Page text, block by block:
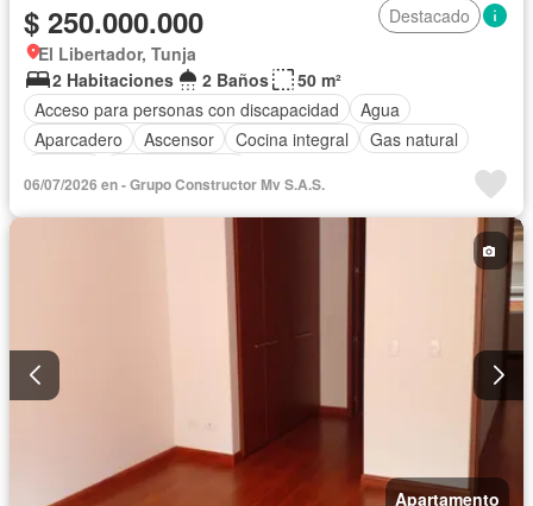
$ 250.000.000
Destacado
El Libertador, Tunja
2 Habitaciones
2 Baños
50 m²
Acceso para personas con discapacidad
Agua
Aparcadero
Ascensor Cocina integral
Gas natural
06/07/2026 en - Grupo Constructor Mv S.A.S.
Apartamento